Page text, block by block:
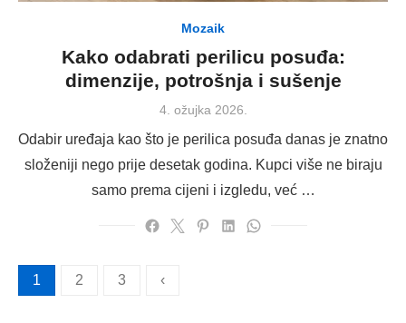
Mozaik
Kako odabrati perilicu posuđa:
dimenzije, potrošnja i sušenje
Posted
4. ožujka 2026.
Odabir uređaja kao što je perilica posuđa danas je znatno
složeniji nego prije desetak godina. Kupci više ne biraju
samo prema cijeni i izgledu, već …
Brojevi
1 2 3 ‹